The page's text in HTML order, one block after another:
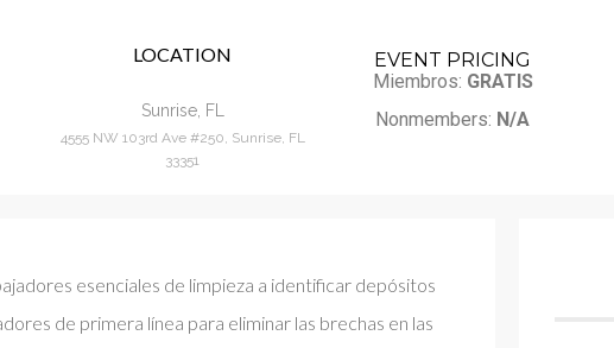
LOCATION
Sunrise, FL
4555 NW 103rd Ave #250, Sunrise, FL
33351
EVENT PRICING
Miembros: GRATIS
Nonmembers: N/A
esenciales de limpieza a identificar depósitos
de primera línea para eliminar las brechas en las